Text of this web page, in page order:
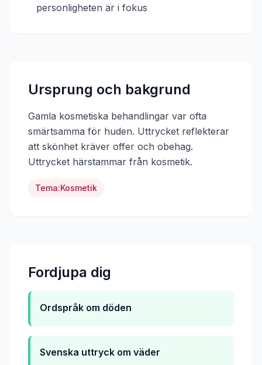
personligheten är i fokus
Ursprung och bakgrund
Gamla kosmetiska behandlingar var ofta
smärtsamma för huden. Uttrycket reflekterar
att skönhet kräver offer och obehag.
Uttrycket härstammar från kosmetik.
Tema:Kosmetik
Fordjupa dig
Ordspråk om döden
Svenska uttryck om väder